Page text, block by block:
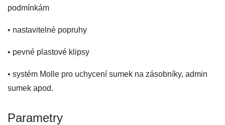
podmínkám
• nastavitelné popruhy
• pevné plastové klipsy
• systém Molle pro uchycení sumek na zásobníky, admin
sumek apod.
Parametry